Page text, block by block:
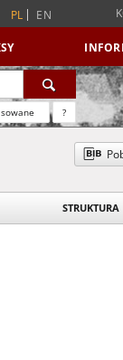
PL EN
?
STRUKTURA